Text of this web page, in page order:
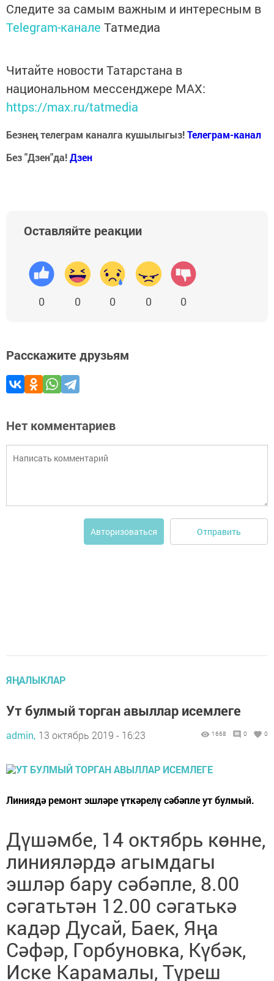
Следите за самым важным и интересным в
Telegram-канале Татмедиа
Читайте новости Татарстана в
национальном мессенджере MАХ:
https://max.ru/tatmedia
Безнең телеграм каналга кушылыгыз!Телеграм-канал
Без "Дзен"да!Дзен
Оставляйте реакции
0 0 0 0 0
Расскажите друзьям
Нет комментариев
Авторизоваться Отправить
ЯҢАЛЫКЛАР
Ут булмый торган авыллар исемлеге
admin, 13 октябрь 2019 - 16:23 1668 0 0
Линиядә ремонт эшләре үткәрелү сәбәпле ут булмый.
Дүшәмбе, 14 октябрь көнне,
линияләрдә агымдагы
эшләр бару сәбәпле, 8.00
сәгатьтән 12.00 сәгатькә
кадәр Дусай, Баек, Яңа
Сәфәр, Горбуновка, Күбәк,
Иске Карамалы, Түреш